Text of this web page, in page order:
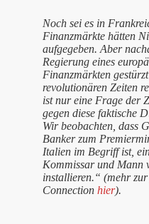
Noch sei es in
Finanzmärkte hätten
aufgegeben. Aber
Regierung eines
Finanzmärkten
revolutionären Zeiten
ist nur eine Frage der
gegen diese faktische
Wir beobachten, dass
Banker zum
Italien im Begriff ist,
Kommissar und Mann
installieren.“ (mehr
Connection hier).